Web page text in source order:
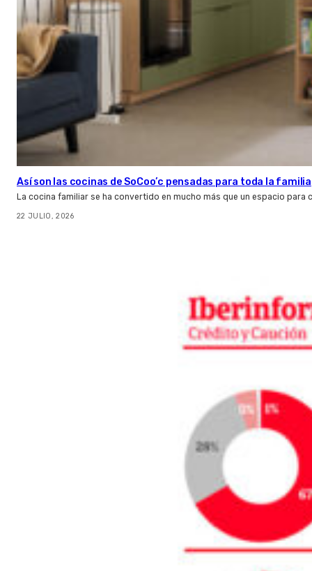
Así son las cocinas de SoCoo’c pensadas para toda la familia
La cocina familiar se ha convertido en mucho más que un espacio para
22 JULIO, 2026